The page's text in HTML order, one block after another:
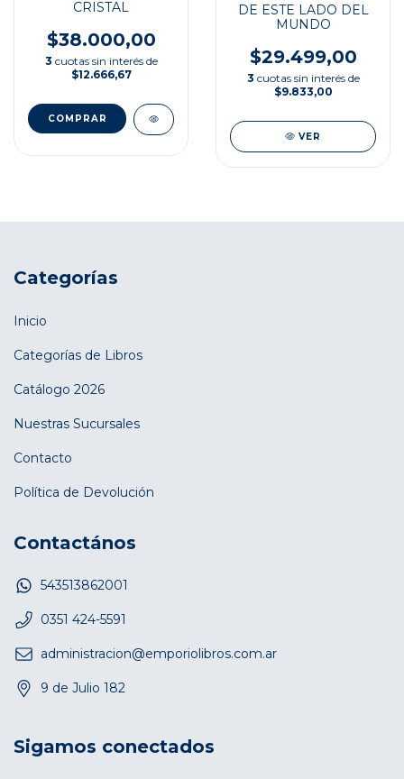
CRISTAL
$38.000,00
3 cuotas sin interés de
$12.666,67
DE ESTE LADO DEL
MUNDO
$29.499,00
3 cuotas sin interés de
$9.833,00
VER
Categorías
Inicio
Categorías de Libros
Catálogo 2026
Nuestras Sucursales
Contacto
Política de Devolución
Contactános
543513862001
0351 424-5591
administracion@emporiolibros.com.ar
9 de Julio 182
Sigamos conectados